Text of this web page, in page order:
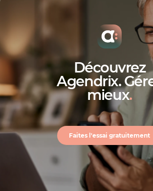
Découvrez
Agendrix.
mieux.
Faites l'essai gratuitement